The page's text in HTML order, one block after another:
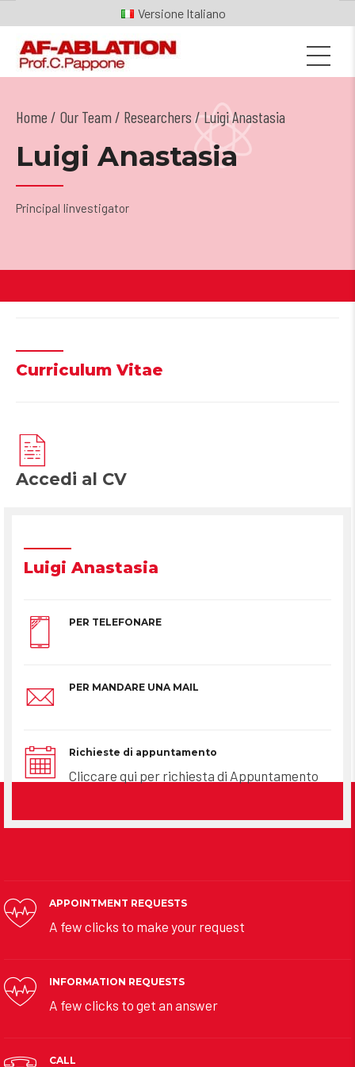
Italiano
Home Our Team / Researchers / Luigi Anastasia
Luigi Anastasia
Principal Iinvestigator
Curriculum Vitae
Accedi al CV
Luigi Anastasia
PER TELEFONARE
PER MANDARE UNA MAIL
Richieste di appuntamento
Cliccare qui per richiesta di Appuntamento
APPOINTMENT REQUESTS
A few clicks to make your request
INFORMATION REQUESTS
A few clicks to get an answer
CALL